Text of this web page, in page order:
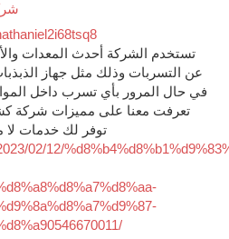
تستخدم الشركة أحدث المعدات
عن التسربات وذلك مثل جهاز
في حال المرور بأي تسرب داخل
تعرفت معنا على مميزات شركة
توفر لك خدمات لا
02/12/